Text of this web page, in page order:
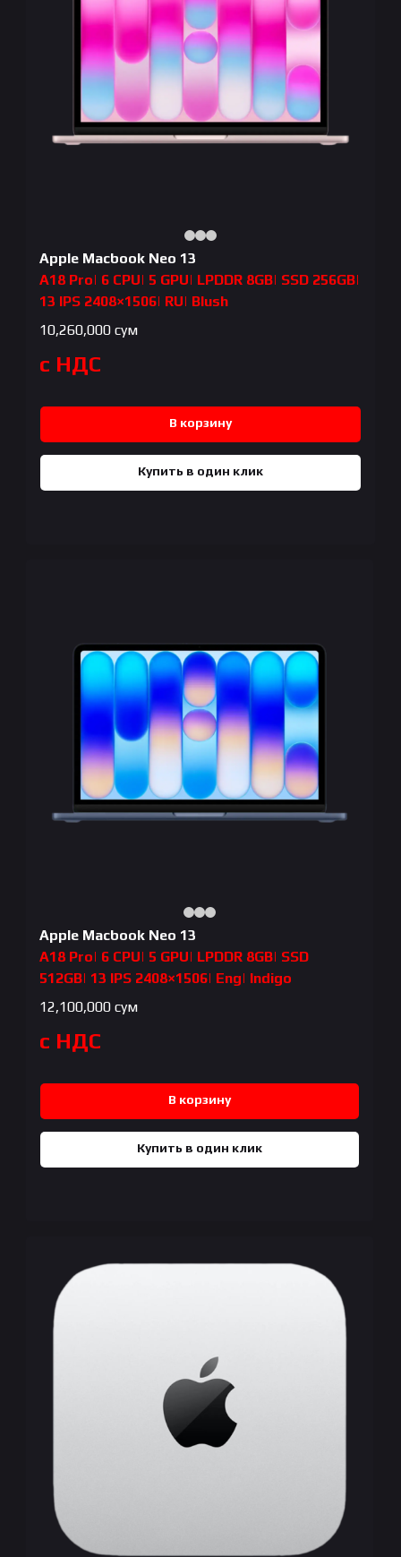
Apple Macbook Neo 13
A18 Pro| 6 CPU| 5 GPU| LPDDR 8GB| SSD 256GB|
13 IPS 2408×1506| RU| Blush
10,260,000 сум
с НДС
В корзину
Купить в один клик
Apple Macbook Neo 13
A18 Pro| 6 CPU| 5 GPU| LPDDR 8GB| SSD
512GB| 13 IPS 2408×1506| Eng| Indigo
12,100,000 сум
с НДС
В корзину
Купить в один клик